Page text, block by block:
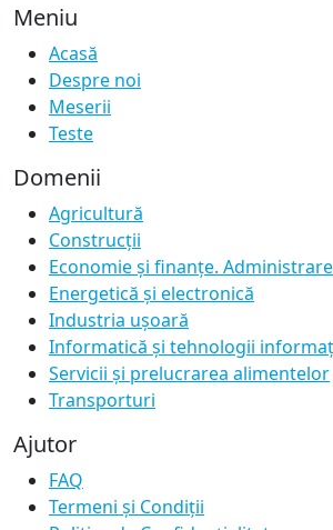
Meniu
Acasă
Despre noi
Meserii
Teste
Domenii
Agricultură
Construcții
Economie și finanțe.
Energetică și electronică
Industria ușoară
Informatică și tehnologii
Servicii și prelucrarea alimentelor
Transporturi
Ajutor
FAQ
Termeni și Condiții